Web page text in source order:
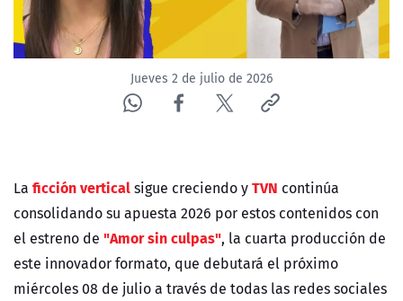
Jueves 2 de julio de 2026
La ficción verticalsigue creciendo yTVN continúa
consolidando su apuesta 2026 por estos contenidos con
el estreno de "Amor sin culpas", la cuarta producción de
este innovador formato, que debutará el próximo
miércoles 08 de julio a través de todas las redes sociales